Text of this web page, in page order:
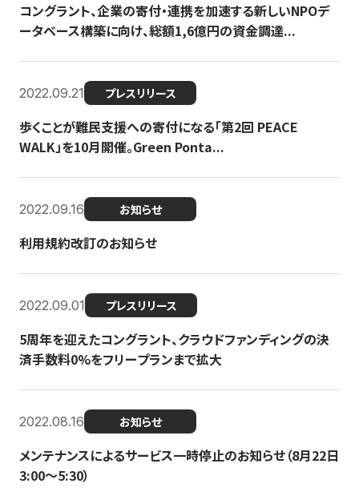
コングラント、企業の寄付・連携を加速する新しいNPOデ
ータベース構築に向け、総額1,6億円の資金調達...
2022.09.21 プレスリリース
歩くことが難民支援への寄付になる「第2回 PEACE
WALK」を10月開催。Green Ponta...
2022.09.16 お知らせ
利用規約改訂のお知らせ
2022.09.01 プレスリリース
5周年を迎えたコングラント、クラウドファンディングの決
済手数料0%をフリープランまで拡大
2022.08.16 お知らせ
メンテナンスによるサービス一時停止のお知らせ（8月22日
3:00〜5:30）